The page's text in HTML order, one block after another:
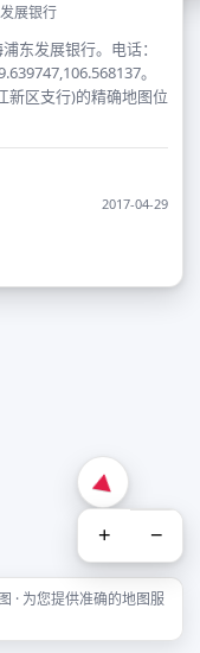
展银行
东发展银行。电话：
。
新区支行)的精确地图位
2017-04-29
+ −
· 为您提供准确的地图服